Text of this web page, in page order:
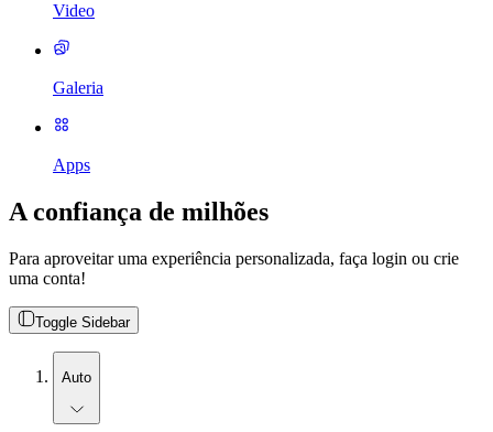
Video
Galeria
Apps
A confiança de milhões
Para aproveitar uma experiência personalizada, faça login ou crie
uma conta!
Toggle Sidebar
Auto